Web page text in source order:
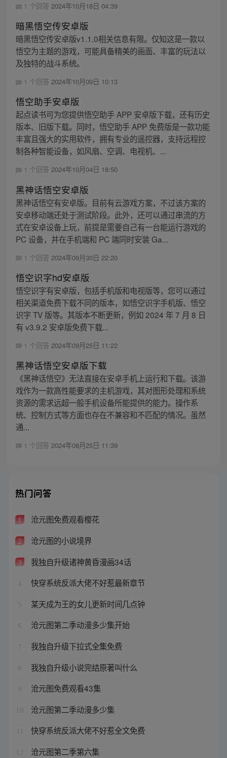
1 个回答 2024年10月18日 04:39
暗黑悟空传安卓版
暗黑悟空传安卓版v1.1.0相关信息有限。仅知这是一款以
悟空为主题的游戏，可能具备精美的画面、丰富的玩法以
及独特的战斗系统。
1 个回答 2024年10月09日 10:13
悟空助手安卓版
起点读书可为您提供悟空助手 APP 安卓版下载，还有历史
版本、旧版下载。同时，悟空助手 APP 免费版是一款功能
丰富且强大的实用软件，拥有专业的遥控器，支持远程控
制各种智能设备，如风扇、空调、电视机、...
1 个回答 2024年10月04日 18:50
黑神话悟空安卓版
黑神话悟空有安卓版。目前有云游戏方案，不过该方案的
安卓移动端还处于测试阶段。此外，还可以通过串流的方
式在安卓设备上玩，前提是需要自己有一台能运行游戏的
PC 设备，并在手机端和 PC 端同时安装 Ga...
1 个回答 2024年09月30日 22:20
悟空识字hd安卓版
悟空识字有安卓版，包括手机版和电视版等，您可以通过
相关渠道免费下载不同的版本，如悟空识字手机版、悟空
识字 TV 版等。其版本不断更新，例如 2024 年 7 月 8 日
有 v3.9.2 安卓版免费下载...
1 个回答 2024年09月25日 11:22
黑神话悟空安卓版下载
《黑神话悟空》无法直接在安卓手机上运行和下载。该游
戏作为一款高性能要求的主机游戏，其对图形处理和系统
资源的需求远超一般手机设备所能提供的能力。操作系
统、控制方式等方面也存在不兼容和不匹配的情况。虽然
通...
1 个回答 2024年08月25日 11:39
热门问答
1 沧元图免费观看樱花
2 沧元图的小说境界
3 我独自升级诸神黄昏漫画34话
4 快穿系统反派大佬不好惹最新章节
5 某天成为王的女儿更新时间几点钟
6 沧元图第二季动漫多少集开始
7 我独自升级下拉式全集免费
8 我独自升级小说完结原著叫什么
9 沧元图免费观看43集
10 沧元图第二季动漫多少集
快穿系统反派大佬不好惹全文免费
12 沧元图第二季第六集